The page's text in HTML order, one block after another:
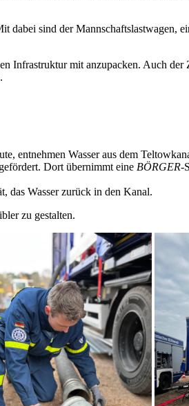
dabei sind der Mannschaftslastwagen,
Infrastruktur mit anzupacken. Auch
entnehmen Wasser aus dem
Dort übernimmt eine BÖRGER-
das Wasser zurück in den Kanal.
zu gestalten.